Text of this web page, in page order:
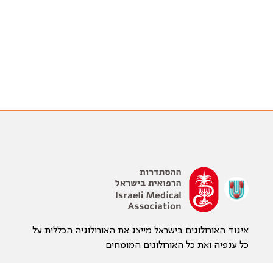
איגוד האורולוגים בישראל מייצג את האורולוגיה הכללית על
כל ענפיה ואת כל האורולוגים המומחים